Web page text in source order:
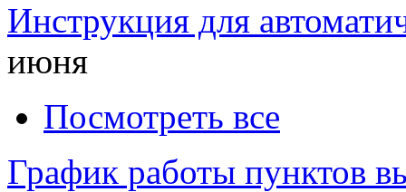
Инструкция для
июня
Посмотреть все
График работы пунктов